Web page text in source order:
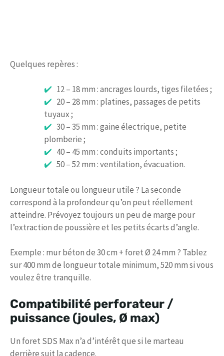
Quelques repères :
12 – 18 mm : ancrages lourds, tiges filetées ;
20 – 28 mm : platines, passages de petits
tuyaux ;
30 – 35 mm : gaine électrique, petite
plomberie ;
40 – 45 mm : conduits importants ;
50 – 52 mm : ventilation, évacuation.
Longueur totale ou longueur utile ? La seconde
correspond à la profondeur qu’on peut réellement
atteindre. Prévoyez toujours un peu de marge pour
l’extraction de poussière et les petits écarts d’angle.
Exemple : mur béton de 30 cm + foret Ø 24 mm ? Tablez
sur 400 mm de longueur totale minimum, 520 mm si vous
voulez être tranquille.
Compatibilité perforateur /
puissance (joules, Ø max)
Un foret SDS Max n’a d’intérêt que si le marteau
derrière suit la cadence.